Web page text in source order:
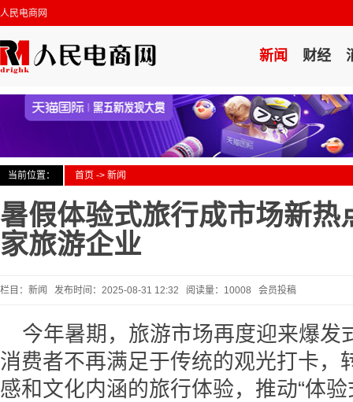
人民电商网
新闻 财经
当前位置： 首页 -> 新闻
暑假体验式旅行成市场新热
家旅游企业
栏目：新闻 发布时间：2025-08-31 12:32 阅读量：10008 会员投稿
今年暑期，旅游市场再度迎来爆发
消费者不再满足于传统的观光打卡，
感和文化内涵的旅行体验，推动“体